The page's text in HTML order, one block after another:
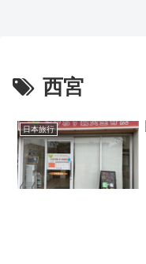
西宮
日本旅行